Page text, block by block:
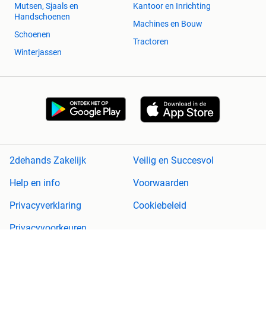
Mutsen, Sjaals en
Handschoenen
Schoenen
Winterjassen
Kantoor en Inrichting
Machines en Bouw
Tractoren
2dehands Zakelijk
Veilig en Succesvol
Help en info
Voorwaarden
Privacyverklaring
Cookiebeleid
Privacyvoorkeuren